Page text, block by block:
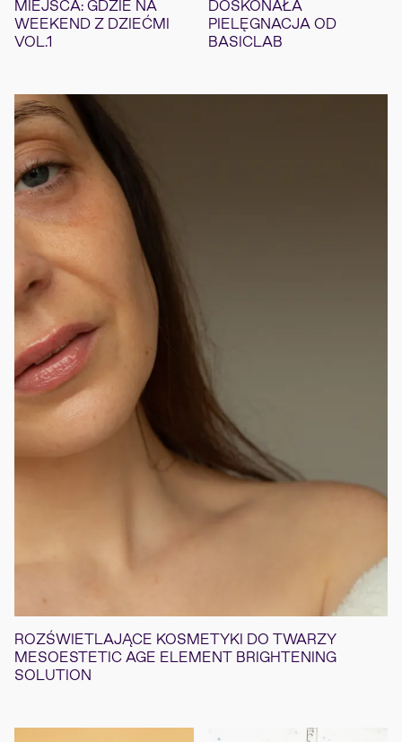
MIEJSCA: GDZIE NA
WEEKEND Z DZIEĆMI
VOL.1
DOSKONAŁA
PIELĘGNACJA OD
BASICLAB
ROZŚWIETLAJĄCE KOSMETYKI DO TWARZY
MESOESTETIC AGE ELEMENT BRIGHTENING
SOLUTION